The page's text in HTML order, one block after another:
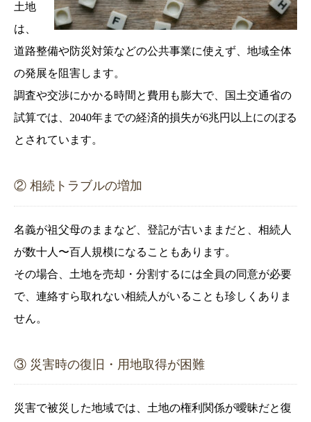
土地
は、
道路整備や防災対策などの公共事業に使えず、地域全体
の発展を阻害します。
調査や交渉にかかる時間と費用も膨大で、国土交通省の
試算では、2040年までの経済的損失が6兆円以上にのぼる
とされています。
② 相続トラブルの増加
名義が祖父母のままなど、登記が古いままだと、相続人
が数十人〜百人規模になることもあります。
その場合、土地を売却・分割するには全員の同意が必要
で、連絡すら取れない相続人がいることも珍しくありま
せん。
③ 災害時の復旧・用地取得が困難
災害で被災した地域では、土地の権利関係が曖昧だと復